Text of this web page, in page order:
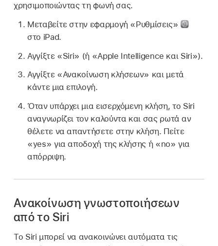
χρησιμοποιώντας τη φωνή σας.
Μεταβείτε στην εφαρμογή «Ρυθμίσεις»
στο iPad.
Αγγίξτε «Siri» (ή «Apple Intelligence και Siri»).
Αγγίξτε «Ανακοίνωση κλήσεων» και μετά
κάντε μια επιλογή.
Όταν υπάρχει μια εισερχόμενη κλήση, το Siri
αναγνωρίζει τον καλούντα και σας ρωτά αν
θέλετε να απαντήσετε στην κλήση. Πείτε
«yes» για αποδοχή της κλήσης ή «no» για
απόρριψη.
Ανακοίνωση γνωστοποιήσεων
από το Siri
Το Siri μπορεί να ανακοινώνει αυτόματα τις